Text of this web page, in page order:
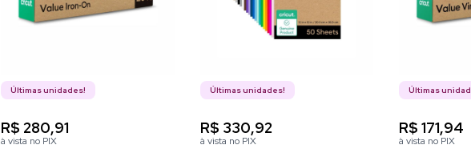
Últimas unidades!
R$ 280,91
à vista no PIX
Últimas unidades!
R$ 330,92
à vista no PIX
Últimas
R$ 171,94
à vista no PIX